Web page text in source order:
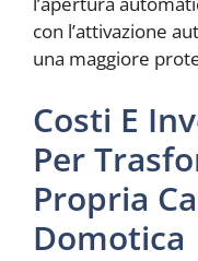
con l’attivazione
una maggiore
Costi E
Per
Propria
Domotica